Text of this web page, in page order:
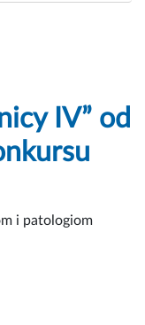
IV” od
i patologiom